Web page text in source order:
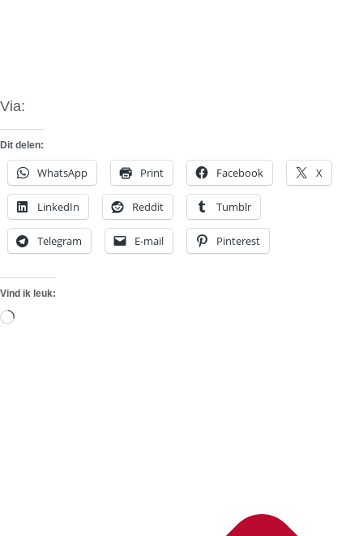
Via:
Dit delen:
WhatsApp Print Facebook X
LinkedIn Reddit Tumblr
Telegram E-mail Pinterest
Vind ik leuk:
Aan